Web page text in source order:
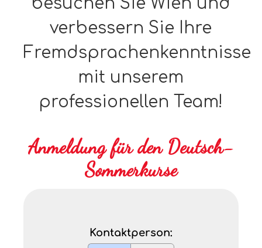
verbessern Sie Ihre
Fremdsprachenkenntnisse
mit unserem
professionellen Team!
Anmeldung für den Deutsch-
Sommerkurse
Kontaktperson: